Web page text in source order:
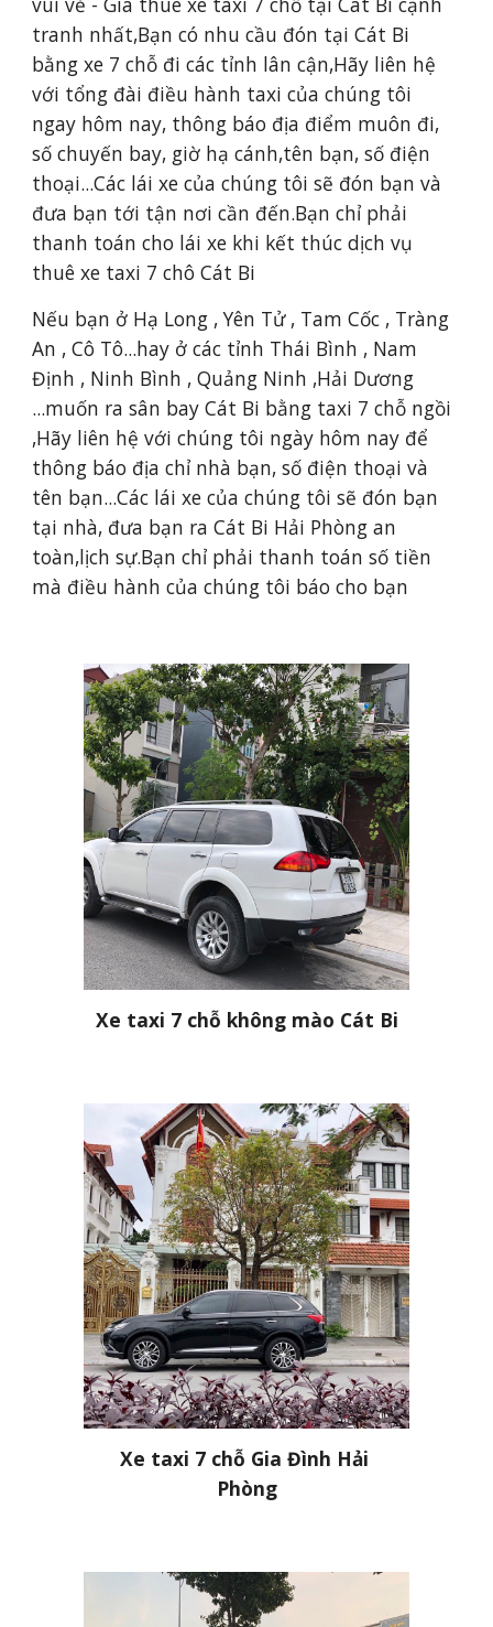
tranh nhất,Bạn có nhu cầu đón tại Cát Bi
bằng xe 7 chỗ đi các tỉnh lân cận,Hãy liên hệ
với tổng đài điều hành taxi của chúng tôi
ngay hôm nay, thông báo địa điểm muôn đi,
số chuyến bay, giờ hạ cánh,tên bạn, số điện
thoại...Các lái xe của chúng tôi sẽ đón bạn và
đưa bạn tới tận nơi cần đến.Bạn chỉ phải
thanh toán cho lái xe khi kết thúc dịch vụ
thuê xe taxi 7 chô Cát Bi
Nếu bạn ở Hạ Long , Yên Tử , Tam Cốc , Tràng
An , Cô Tô...hay ở các tỉnh Thái Bình , Nam
Định , Ninh Bình , Quảng Ninh ,Hải Dương
...muốn ra sân bay Cát Bi bằng taxi 7 chỗ ngồi
,Hãy liên hệ với chúng tôi ngày hôm nay để
thông báo địa chỉ nhà bạn, số điện thoại và
tên bạn...Các lái xe của chúng tôi sẽ đón bạn
tại nhà, đưa bạn ra Cát Bi Hải Phòng an
toàn,lịch sự.Bạn chỉ phải thanh toán số tiền
mà điều hành của chúng tôi báo cho bạn
Xe taxi 7 chỗ không mào Cát Bi
Xe taxi 7 chỗ Gia Đình Hải
Phòng